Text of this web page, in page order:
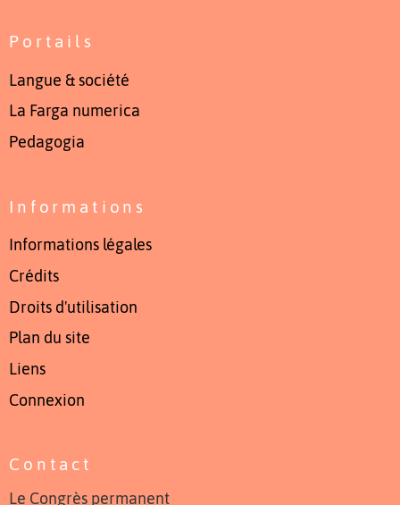
Portails
Langue & société
La Farga numerica
Pedagogia
Informations
Informations légales
Crédits
Droits d'utilisation
Plan du site
Liens
Connexion
Contact
Le Congrès permanent